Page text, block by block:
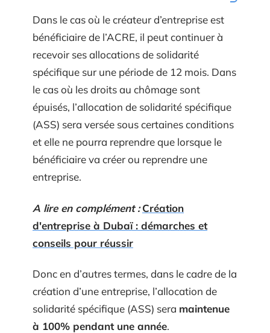
Dans le cas où le créateur d’entreprise est
bénéficiaire de l’ACRE, il peut continuer à
recevoir ses allocations de solidarité
spécifique sur une période de 12 mois. Dans
le cas où les droits au chômage sont
épuisés, l’allocation de solidarité spécifique
(ASS) sera versée sous certaines conditions
et elle ne pourra reprendre que lorsque le
bénéficiaire va créer ou reprendre une
entreprise.
A lire en complément : Création
d'entreprise à Dubaï : démarches et
conseils pour réussir
Donc en d’autres termes, dans le cadre de la
création d’une entreprise, l’allocation de
solidarité spécifique (ASS) sera maintenue
à 100% pendant une année.